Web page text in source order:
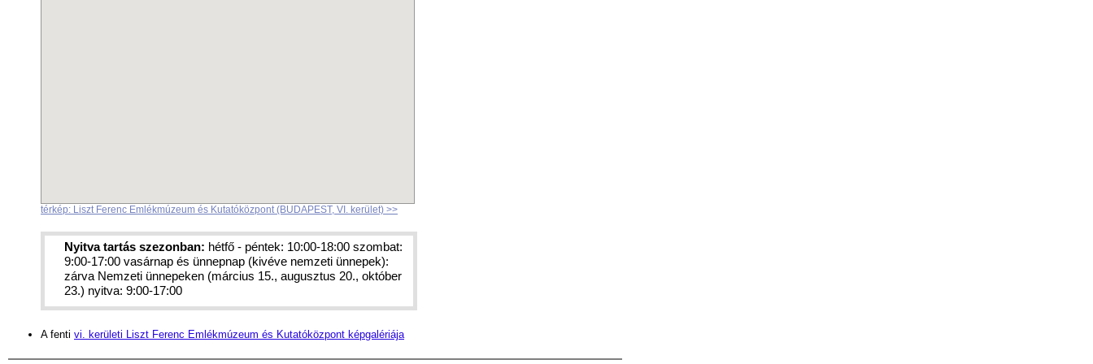
térkép: Liszt Ferenc Emlékmúzeum és Kutatóközpont (BUDAPEST, VI. kerület) >>
Nyitva tartás szezonban: hétfő - péntek: 10:00-18:00 szombat:
9:00-17:00 vasárnap és ünnepnap (kivéve nemzeti ünnepek):
zárva Nemzeti ünnepeken (március 15., augusztus 20., október
23.) nyitva: 9:00-17:00
A fenti vi. kerületi Liszt Ferenc Emlékmúzeum és Kutatóközpont képgalériája